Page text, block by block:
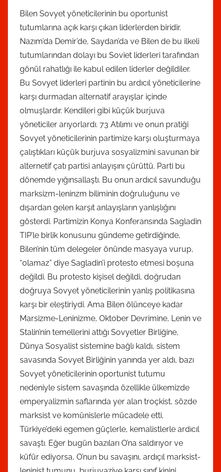
Bilen Sovyet yöneticilerinin bu oportunist
tutumlarına açık karşı çıkan liderlerden biridir.
Nazım’da Demir’de, Saydan’da ve Bilen de bu ilkeli
tutumlarından dolayı bu Soviet liderleri tarafından
gönül rahatlığı ile kabul edilen liderler değildiler.
Bu Sovyet liderleri partinin bu ardıcıl yöneticilerine
karşı durmadan alternatif arayışlar içinde
olmuşlardır. Kendileri gibi küçük burjuva
yöneticiler arıyorlardı. 73 Atılımı ve onun pratiği
Sovyet yöneticilerinin partimize karşı oluşturmaya
çalıştıkları küçük burjuva sosyalizmini savunan bir
alternetif çatı partisi anlayışını çürüttü. Parti bu
dönemde yığınsallaştı. Bu onun ardıcıl savunduğu
marksizm-leninzm biliminin doğruluğunu ve
dışardan gelen karşıt anlayışların yanlışlığını
gösterdi. Partimizin Konya Konferansında Sagladin
TIP’le birlik konusunu gündeme getirdiğinde,
Bilen’nin tüm delegeler önünde masyaya vurup,
“olamaz” diye Sagladin’i protesto etmesi boşuna
değildi. Bu protesto kişisel değildi, doğrudan
doğruya Sovyet yöneticilerinin yanlış politikasına
karşı bir eleştiriydi. Ama Bilen ölünceye kadar
Marsizme-Leninizme, Oktober Devrimine, Lenin ve
Stalin’nin temellerini attığı Sovyetler Birliğine,
Dünya Sosyalist sistemine bağlı kaldı, sistem
savasında Sovyet Birliğinin yanında yer aldı, bazı
Sovyet yöneticilerinin oportunist tutumu
nedeniyle sistem savaşında özellikle ülkemizde
emperyalizmin saflarında yer alan troçkist, sözde
marksist ve komünislerle mücadele etti,
Türkiye’deki egemen güçlerle, kemalistlerle ardıcıl
savaştı. Eğer bugün bazıları O’na saldırıyor ve
küfür ediyorsa, O’nun bu savaşını, ardıçıl marksist-